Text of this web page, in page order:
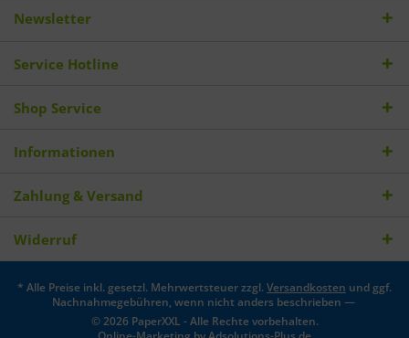
Newsletter
Service Hotline
Shop Service
Informationen
Zahlung & Versand
Widerruf
* Alle Preise inkl. gesetzl. Mehrwertsteuer zzgl.Versandkosten und ggf.
Nachnahmegebühren, wenn nicht anders beschrieben —
© 2026 PaperXXL - Alle Rechte vorbehalten.